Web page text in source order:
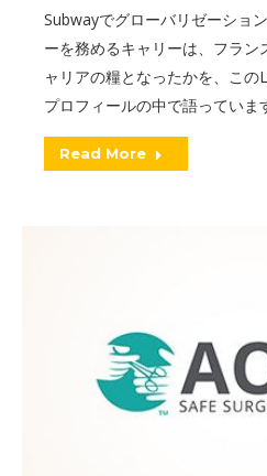
Subwayでグローバリゼーショ
ーを務めるキャリーは、フラン
ャリアの糧となったかを、こ
プロフィールの中で語っていま
Read More